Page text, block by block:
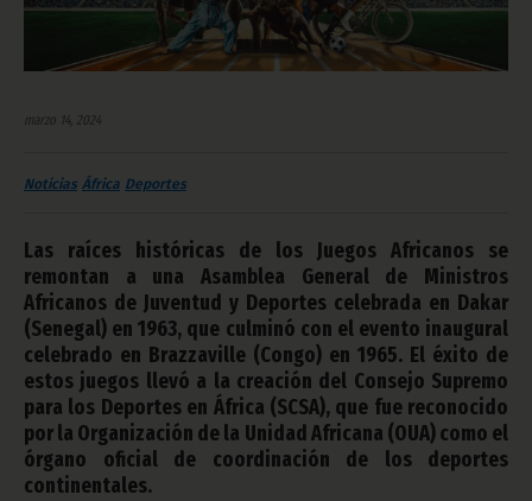
marzo 14, 2024
Noticias África Deportes
Las raíces históricas de los Juegos Africanos se
remontan a una Asamblea General de Ministros
Africanos de Juventud y Deportes celebrada en Dakar
(Senegal) en 1963, que culminó con el evento inaugural
celebrado en Brazzaville (Congo) en 1965. El éxito de
estos juegos llevó a la creación del Consejo Supremo
para los Deportes en África (SCSA), que fue reconocido
por la Organización de la Unidad Africana (OUA) como el
órgano oficial de coordinación de los deportes
continentales.